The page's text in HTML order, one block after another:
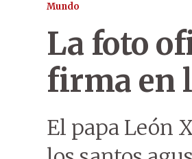
Mundo
La foto
firma en
El papa León